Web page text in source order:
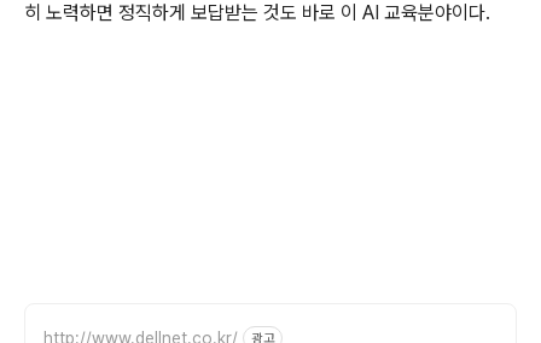
히 노력하면 정직하게 보답받는 것도 바로 이 AI 교육분야이다.
http://www.dellnet.co.kr/ 광고